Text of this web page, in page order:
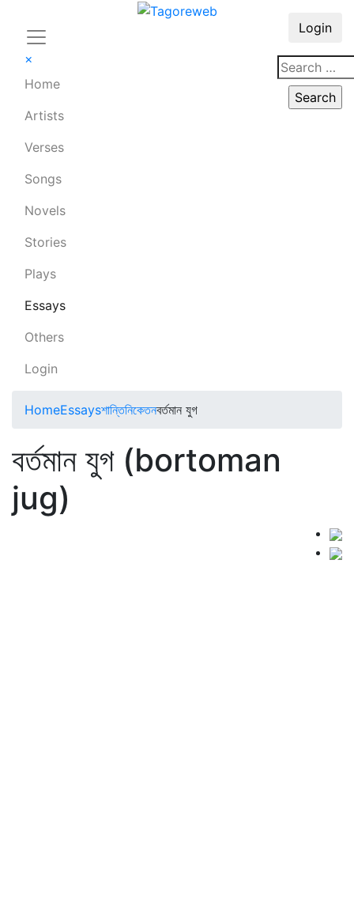
×
Home
Artists
Verses
Songs
Novels
Stories
Plays
Essays
Others
Login
Login
HomeEssaysশান্তিনিকেতনবর্তমান যুগ
বর্তমান যুগ (bortoman
jug)